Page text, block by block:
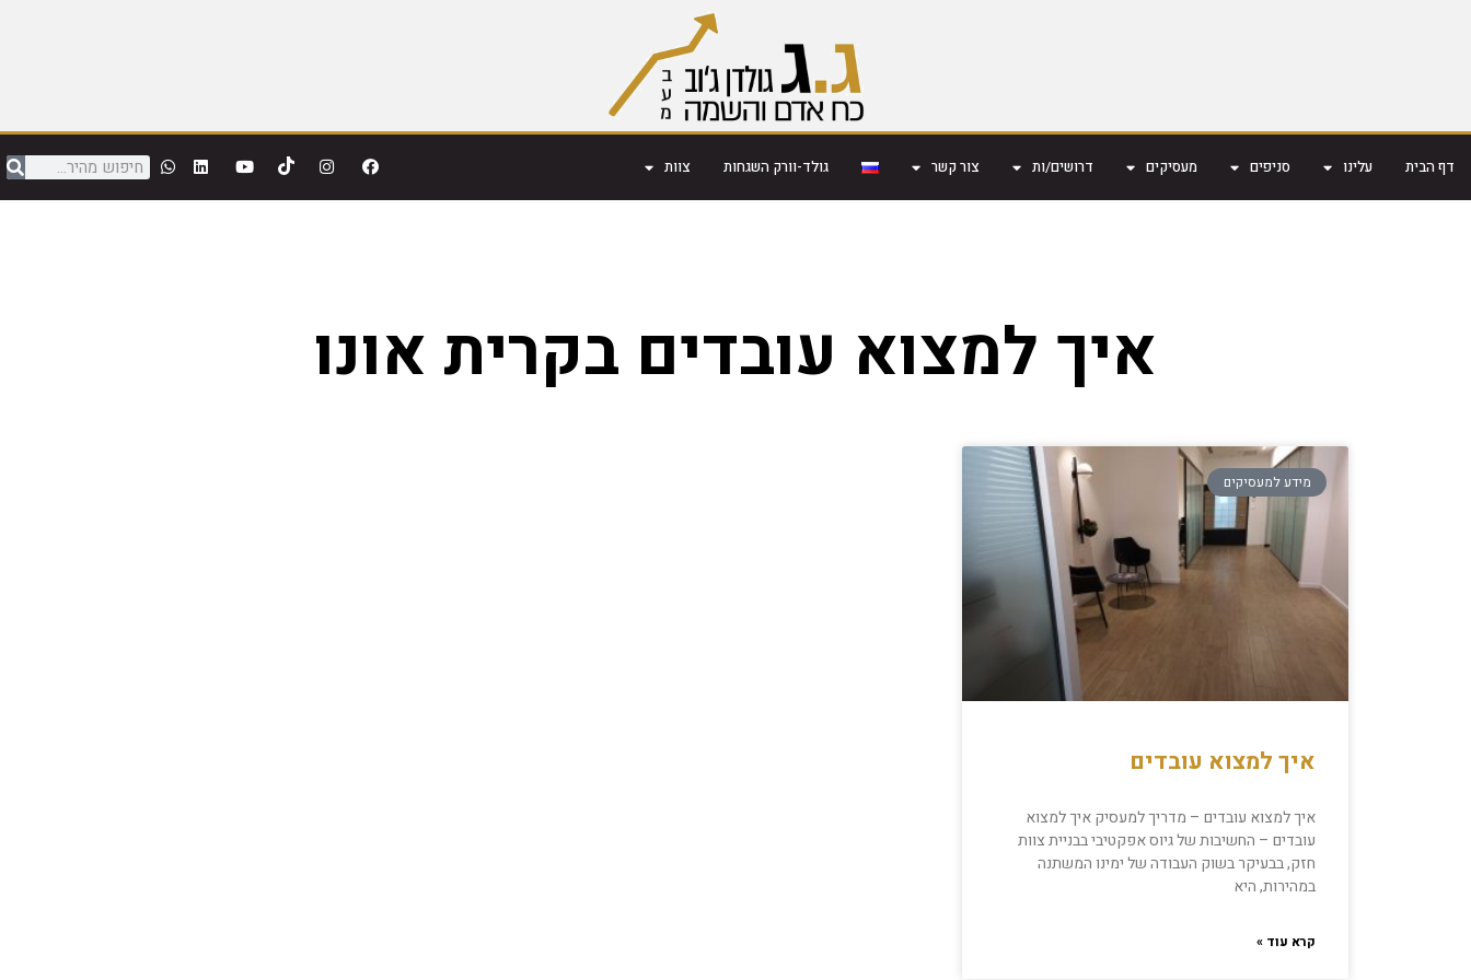
דף הבית עלינו סניפים מעסיקים דרושים/ות צור קשר גולד-וורק השגחות צוות
איך למצוא עובדים בקרית אונו
מידע למעסיקים
איך למצוא עובדים
איך למצוא עובדים – מדריך למעסיק איך למצוא
עובדים – החשיבות של גיוס אפקטיבי בבניית צוות
חזק, בבעיקר בשוק העבודה של ימינו המשתנה
במהירות, היא
קרא עוד »